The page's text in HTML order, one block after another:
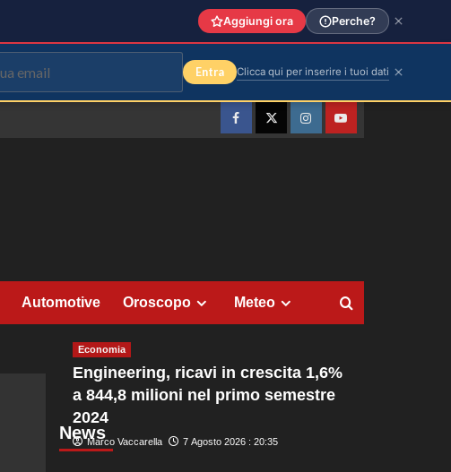
FacebookTwitterInstagramYouTube
Automotive Oroscopo Meteo
News
Economia
Engineering, ricavi in crescita 1,6%
a 844,8 milioni nel primo semestre
2024
Marco Vaccarella 7 Agosto 2026 : 20:35
Aggiungi ora Perche?
Entra Clicca qui per inserire i tuoi dati